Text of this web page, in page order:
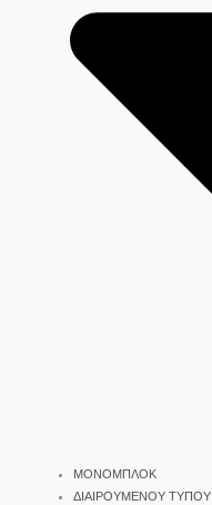
ΜΟΝΟΜΠΛΟΚ
ΔΙΑΙΡΟΥΜΕΝΟΥ ΤΥΠΟΥ